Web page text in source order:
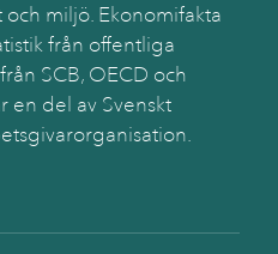
miljö. Ekonomifakta
från offentliga
SCB, OECD och
en del av Svenskt